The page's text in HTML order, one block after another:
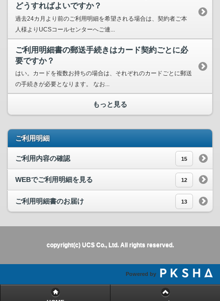
どうすればよいですか？
過去24カ月より前のご利用明細を希望される場合は、契約者ご本
人様よりUCSコールセンターへご連...
ご利用明細書の郵送手続きはカード契約ごとに必
要ですか？
はい。カードを複数お持ちの場合は、それぞれのカードごとに郵送
の手続きが必要となります。 なお...
もっと見る
ご利用明細
ご利用内容の確認 15
WEBでご利用明細を見る 12
ご利用明細書のお届け 13
copyright(c) UCS Co., Ltd. All rights reserved.
Powered by